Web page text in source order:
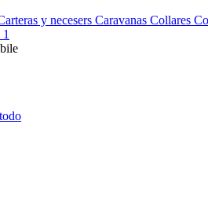
y necesers Caravanas Collares